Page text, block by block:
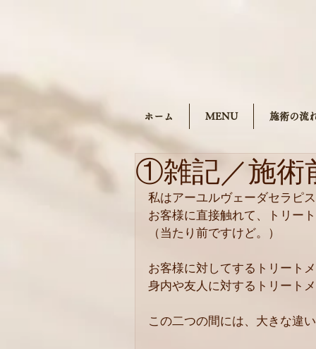
ホーム MENU 施術の流
①雑記／施術
私はアーユルヴェーダセラピ
お客様に直接触れて、トリー
（当たり前ですけど。）
お客様に対してするトリート
身内や友人に対するトリート
この二つの間には、大きな違